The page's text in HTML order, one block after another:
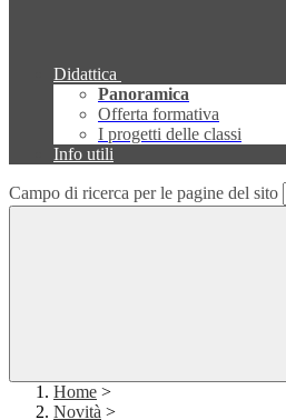
Didattica
Panoramica
Offerta formativa
I progetti delle classi
Info utili
Campo di ricerca per le pagine del sito
Home >
Novità >